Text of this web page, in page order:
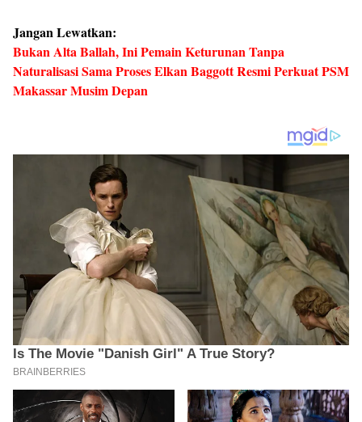
Jangan Lewatkan:
Bukan Alta Ballah, Ini Pemain Keturunan Tanpa
Naturalisasi Sama Proses Elkan Baggott Resmi Perkuat PSM
Makassar Musim Depan